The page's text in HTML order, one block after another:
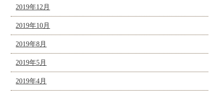
2019年12月
2019年10月
2019年8月
2019年5月
2019年4月